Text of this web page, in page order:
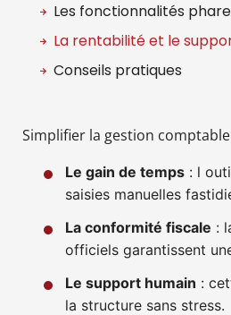
Les fonctionnalités
La rentabilité et le
Conseils pratiques
Simplifier la gestion comptable
Le gain de temps : l
saisies manuelles
La conformité fiscale :
officiels garantissent
Le support humain :
la structure sans stress.